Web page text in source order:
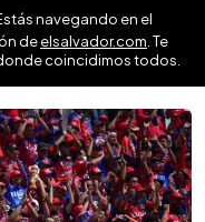
navegando en el
deelsalvador.com . Te
coincidimos todos.